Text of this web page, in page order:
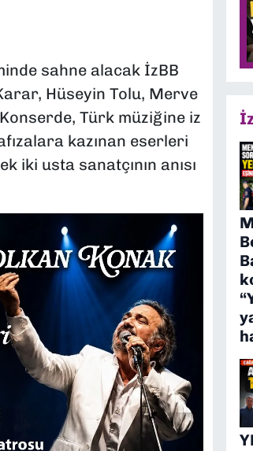
sahne alacak İzBB
Hüseyin Tolu, Merve
Türk müziğine iz
kazınan eserleri
iki usta sanatçının anısı